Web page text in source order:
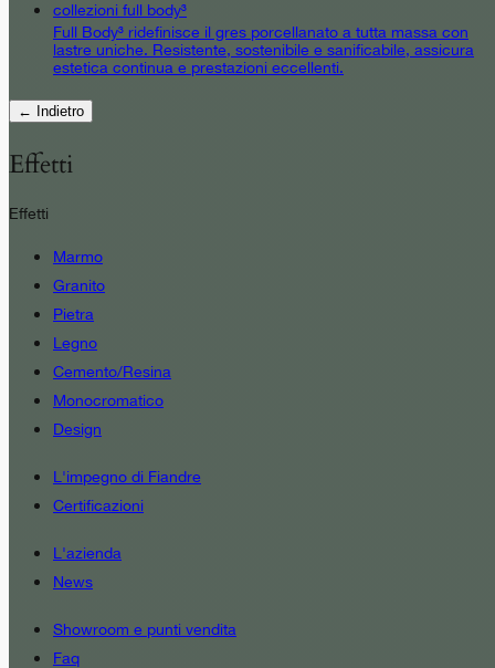
collezioni full body³
Full Body³ ridefinisce il gres porcellanato a tutta massa con
lastre uniche. Resistente, sostenibile e sanificabile, assicura
estetica continua e prestazioni eccellenti.
← Indietro
Effetti
Effetti
Marmo
Granito
Pietra
Legno
Cemento/Resina
Monocromatico
Design
L'impegno di Fiandre
Certificazioni
L'azienda
News
Showroom e punti vendita
Faq